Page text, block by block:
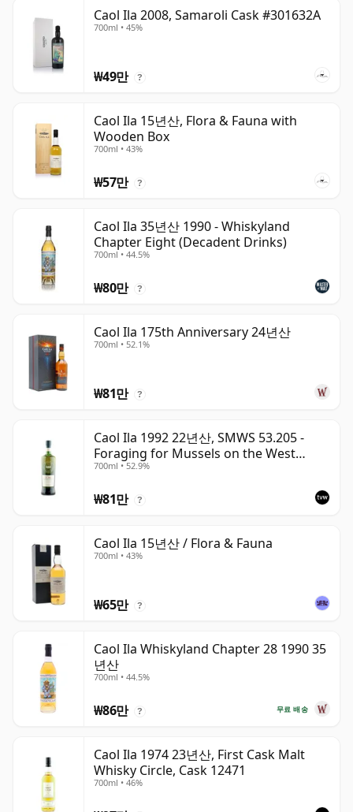
Caol Ila 2008, Samaroli Cask #301632A
700ml • 45%
₩49만 ?
Caol Ila 15년산, Flora & Fauna with
Wooden Box
700ml • 43%
₩57만 ?
Caol Ila 35년산 1990 - Whiskyland
Chapter Eight (Decadent Drinks)
700ml • 44.5%
₩80만 ?
Caol Ila 175th Anniversary 24년산
700ml • 52.1%
₩81만 ?
Caol Ila 1992 22년산, SMWS 53.205 -
Foraging for Mussels on the West
Coast
700ml • 52.9%
₩81만 ?
Caol Ila 15년산 / Flora & Fauna
700ml • 43%
₩65만 ?
Caol Ila Whiskyland Chapter 28 1990 35
년산
700ml • 44.5%
무료 배송
₩86만 ?
Caol Ila 1974 23년산, First Cask Malt
Whisky Circle, Cask 12471
700ml • 46%